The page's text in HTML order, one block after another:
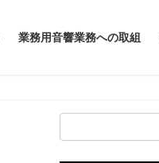
業務用音響業務への取組